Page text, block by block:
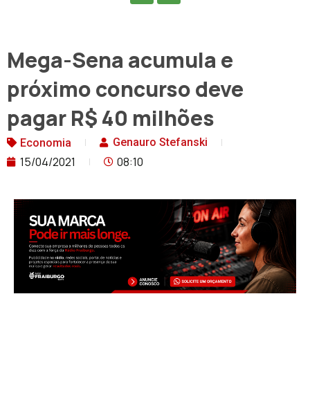
Mega-Sena acumula e
próximo concurso deve
pagar R$ 40 milhões
Economia Genauro Stefanski
15/04/2021 08:10